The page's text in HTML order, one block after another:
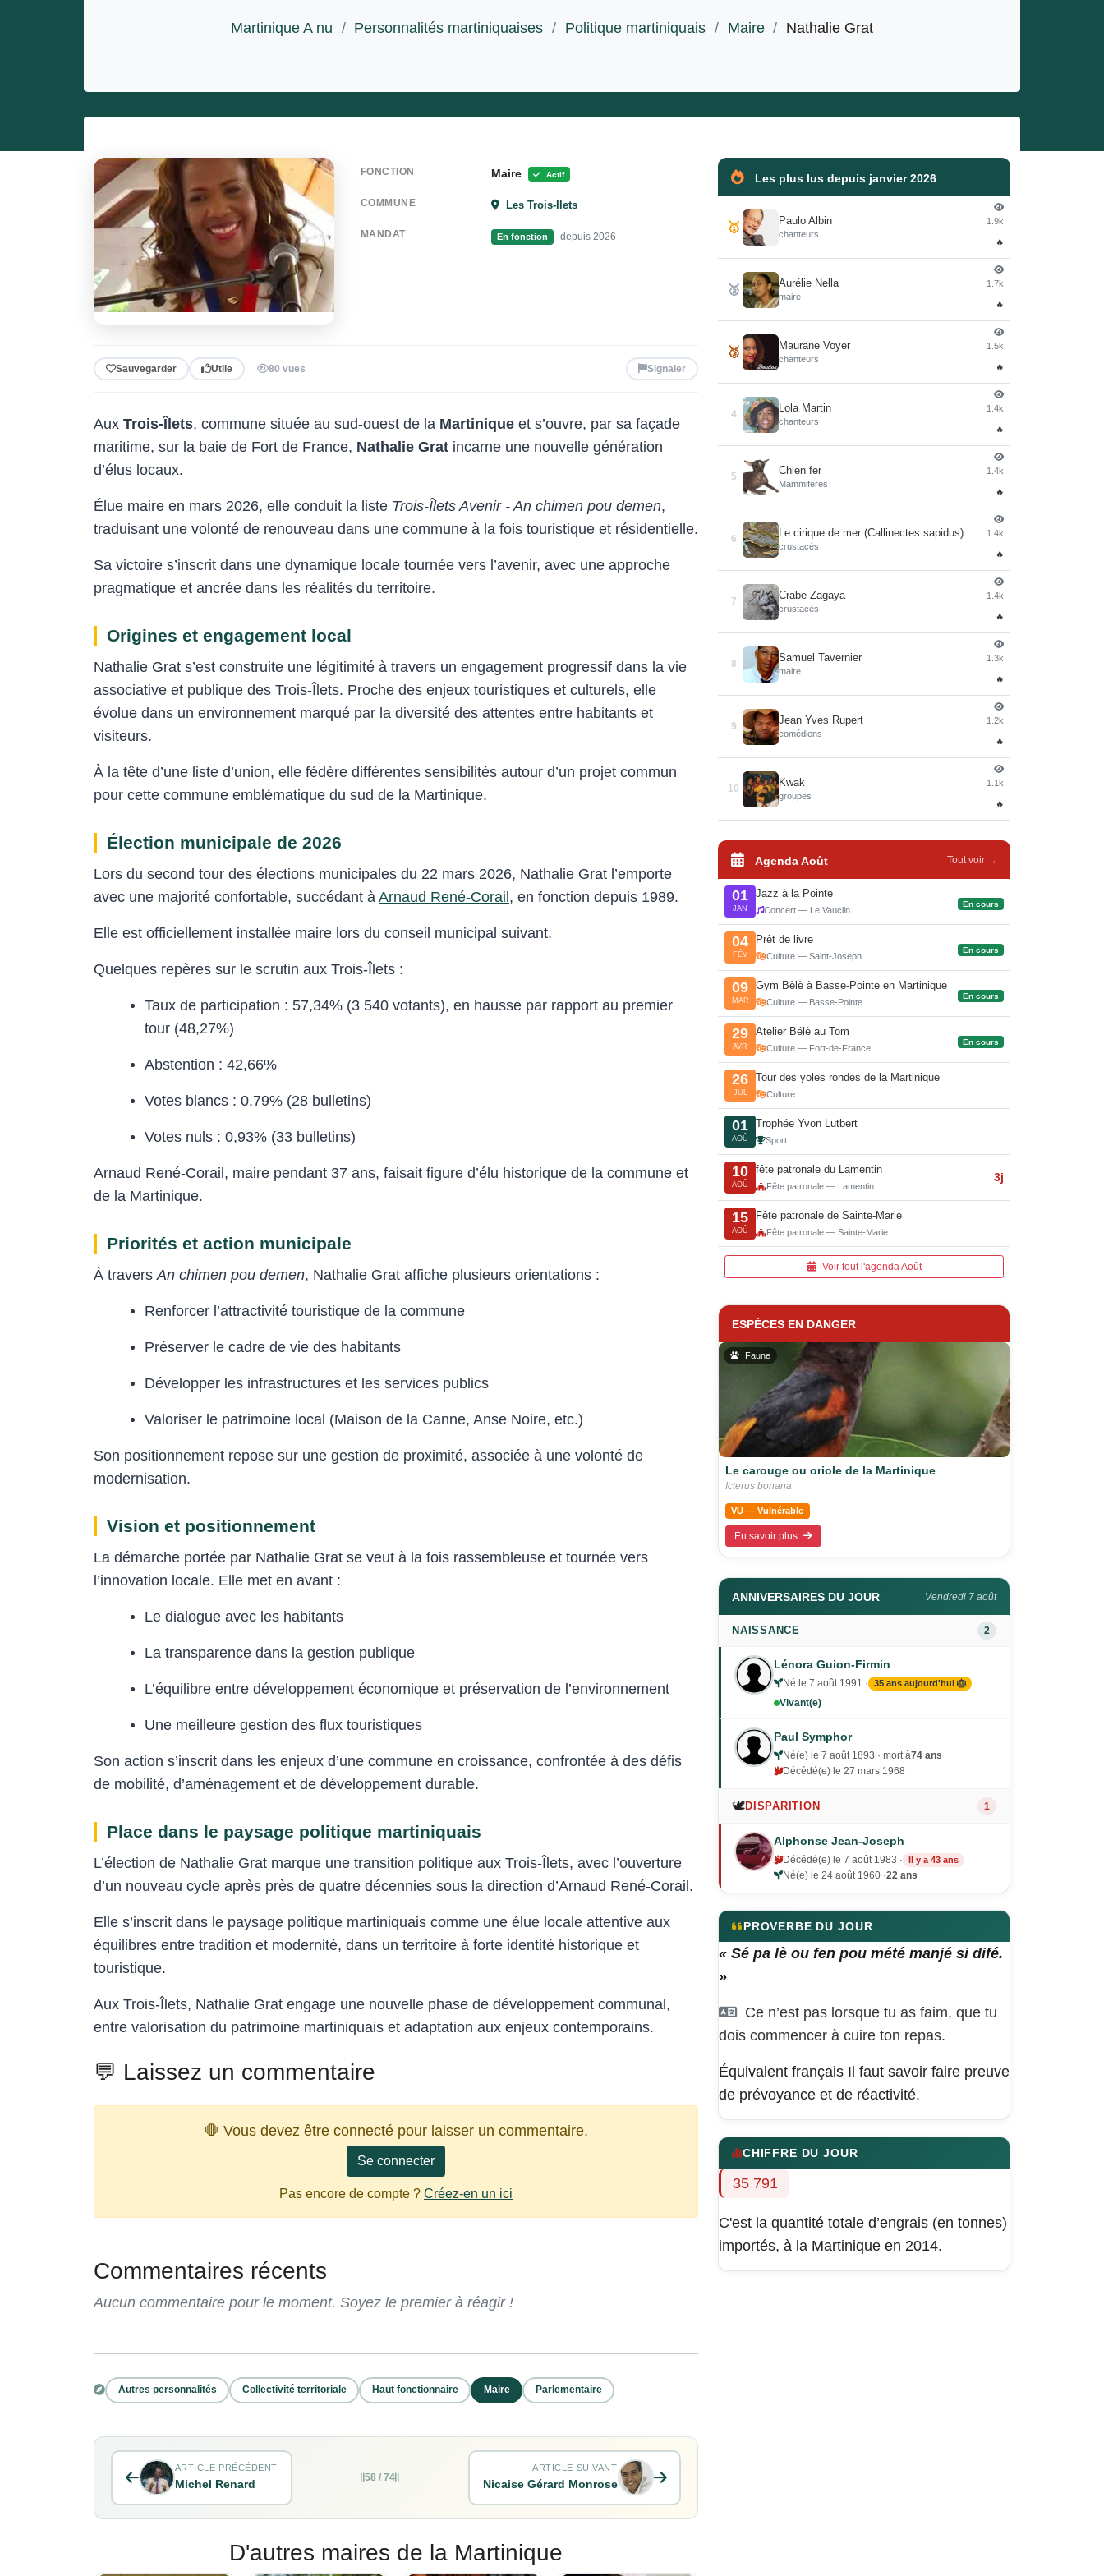
Martinique A nu / Personnalités martiniquaises / Politique martiniquais / Maire / Nathalie Grat
FONCTION Maire Actif
COMMUNE Les Trois-Ilets
MANDAT En fonction depuis 2026
Sauvegarder Utile 80 vues Signaler
Aux Trois-Îlets, commune située au sud-ouest de la Martinique et s’ouvre, par sa façade
maritime, sur la baie de Fort de France, Nathalie Grat incarne une nouvelle génération
d’élus locaux.
Élue maire en mars 2026, elle conduit la liste Trois-Îlets Avenir - An chimen pou demen,
traduisant une volonté de renouveau dans une commune à la fois touristique et résidentielle.
Sa victoire s’inscrit dans une dynamique locale tournée vers l’avenir, avec une approche
pragmatique et ancrée dans les réalités du territoire.
Origines et engagement local
Nathalie Grat s’est construite une légitimité à travers un engagement progressif dans la vie
associative et publique des Trois-Îlets. Proche des enjeux touristiques et culturels, elle
évolue dans un environnement marqué par la diversité des attentes entre habitants et
visiteurs.
À la tête d’une liste d’union, elle fédère différentes sensibilités autour d’un projet commun
pour cette commune emblématique du sud de la Martinique.
Élection municipale de 2026
Lors du second tour des élections municipales du 22 mars 2026, Nathalie Grat l’emporte
avec une majorité confortable, succédant à Arnaud René-Corail, en fonction depuis 1989.
Elle est officiellement installée maire lors du conseil municipal suivant.
Quelques repères sur le scrutin aux Trois-Îlets :
Taux de participation : 57,34% (3 540 votants), en hausse par rapport au premier
tour (48,27%)
Abstention : 42,66%
Votes blancs : 0,79% (28 bulletins)
Votes nuls : 0,93% (33 bulletins)
Arnaud René-Corail, maire pendant 37 ans, faisait figure d’élu historique de la commune et
de la Martinique.
Priorités et action municipale
À travers An chimen pou demen, Nathalie Grat affiche plusieurs orientations :
Renforcer l’attractivité touristique de la commune
Préserver le cadre de vie des habitants
Développer les infrastructures et les services publics
Valoriser le patrimoine local (Maison de la Canne, Anse Noire, etc.)
Son positionnement repose sur une gestion de proximité, associée à une volonté de
modernisation.
Vision et positionnement
La démarche portée par Nathalie Grat se veut à la fois rassembleuse et tournée vers
l’innovation locale. Elle met en avant :
Le dialogue avec les habitants
La transparence dans la gestion publique
L’équilibre entre développement économique et préservation de l’environnement
Une meilleure gestion des flux touristiques
Son action s’inscrit dans les enjeux d’une commune en croissance, confrontée à des défis
de mobilité, d’aménagement et de développement durable.
Place dans le paysage politique martiniquais
L’élection de Nathalie Grat marque une transition politique aux Trois-Îlets, avec l’ouverture
d’un nouveau cycle après près de quatre décennies sous la direction d’Arnaud René-Corail.
Elle s’inscrit dans le paysage politique martiniquais comme une élue locale attentive aux
équilibres entre tradition et modernité, dans un territoire à forte identité historique et
touristique.
Aux Trois-Îlets, Nathalie Grat engage une nouvelle phase de développement communal,
entre valorisation du patrimoine martiniquais et adaptation aux enjeux contemporains.
💬 Laissez un commentaire
🛑 Vous devez être connecté pour laisser un commentaire.
Se connecter
Pas encore de compte ? Créez-en un ici
Commentaires récents
Aucun commentaire pour le moment. Soyez le premier à réagir !
Autres personnalités Collectivité territoriale Haut fonctionnaire Maire Parlementaire
ARTICLE PRÉCÉDENT
Michel Renard
58 / 74
ARTICLE SUIVANT
Nicaise Gérard Monrose
D'autres maires de la Martinique
Les plus lus depuis janvier 2026
🥇 Paulo Albin
chanteurs
1.9k
🔥
🥈 Aurélie Nella
maire
1.7k
🔥
🥉 Maurane Voyer
chanteurs
1.5k
🔥
4
Lola Martin
chanteurs
1.4k
🔥
5
Chien fer
Mammifères
1.4k
🔥
6
Le cirique de mer (Callinectes sapidus)
crustacés
1.4k
🔥
7
Crabe Zagaya
crustacés
1.4k
🔥
8
Samuel Tavernier
maire
1.3k
🔥
9
Jean Yves Rupert
comédiens
1.2k
🔥
10
Kwak
groupes
1.1k
🔥
Agenda Août Tout voir →
01
JAN
Jazz à la Pointe
Concert — Le Vauclin
En cours
04
FÉV
Prêt de livre
Culture — Saint-Joseph
En cours
09
MAR
Gym Bèlè à Basse-Pointe en Martinique
Culture — Basse-Pointe
En cours
29
AVR
Atelier Bélè au Tom
Culture — Fort-de-France
En cours
26
JUL
Tour des yoles rondes de la Martinique
Culture
01
AOÛ
Trophée Yvon Lutbert
Sport
10
AOÛ
fête patronale du Lamentin
Fête patronale — Lamentin
3j
15
AOÛ
Fête patronale de Sainte-Marie
Fête patronale — Sainte-Marie
Voir tout l'agenda Août
ESPÈCES EN DANGER
Faune
Le carouge ou oriole de la Martinique
Icterus bonana
VU — Vulnérable
En savoir plus
ANNIVERSAIRES DU JOUR Vendredi 7 août
NAISSANCE 2
Lénora Guion-Firmin
Né le 7 août 1991 · 35 ans aujourd'hui 🎂
Vivant(e)
Paul Symphor
Né(e) le 7 août 1893 · mort à74 ans
Décédé(e) le 27 mars 1968
🕊️DISPARITION 1
Alphonse Jean-Joseph
Décédé(e) le 7 août 1983 · Il y a 43 ans
Né(e) le 24 août 1960 ·22 ans
PROVERBE DU JOUR
« Sé pa lè ou fen pou mété manjé si difé.
»
Ce n’est pas lorsque tu as faim, que tu
dois commencer à cuire ton repas.
Équivalent français Il faut savoir faire preuve
de prévoyance et de réactivité.
CHIFFRE DU JOUR
35 791
C'est la quantité totale d’engrais (en tonnes)
importés, à la Martinique en 2014.